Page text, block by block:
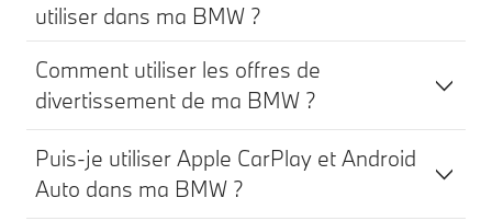
utiliser dans ma BMW ?
Comment utiliser les offres de
divertissement de ma BMW ?
Puis-je utiliser Apple CarPlay et Android
Auto dans ma BMW ?